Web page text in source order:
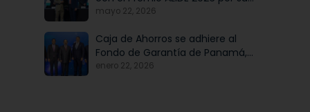
Programa de Educación
mayo 22, 2026
Caja de Ahorros se adhiere al
Fondo de Garantía de Panamá,
iniciativa articulada por Banco
enero 22, 2026